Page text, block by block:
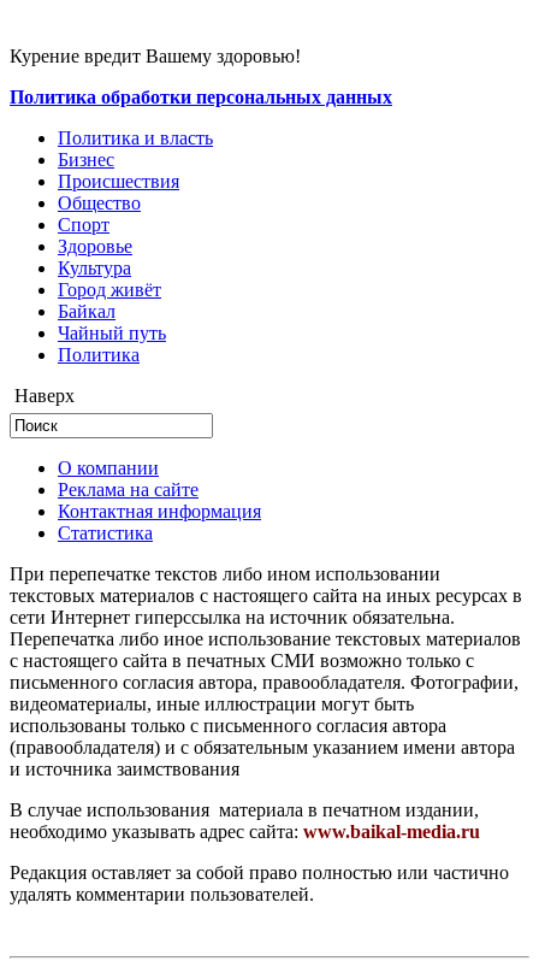
Курение вредит Вашему здоровью!
Политика обработки персональных данных
Политика и власть
Бизнес
Происшествия
Общество
Cпорт
Здоровье
Культура
Город живёт
Байкал
Чайный путь
Политика
Наверх
О компании
Реклама на сайте
Контактная информация
Статистика
При перепечатке текстов либо ином использовании
текстовых материалов с настоящего сайта на иных ресурсах в
сети Интернет гиперссылка на источник обязательна.
Перепечатка либо иное использование текстовых материалов
с настоящего сайта в печатных СМИ возможно только с
письменного согласия автора, правообладателя. Фотографии,
видеоматериалы, иные иллюстрации могут быть
использованы только с письменного согласия автора
(правообладателя) и с обязательным указанием имени автора
и источника заимствования
В случае использования материала в печатном издании,
необходимо указывать адрес сайта: www.baikal-media.ru
Редакция оставляет за собой право полностью или частично
удалять комментарии пользователей.